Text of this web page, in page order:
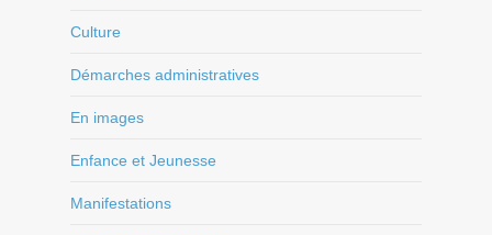
Culture
Démarches administratives
En images
Enfance et Jeunesse
Manifestations